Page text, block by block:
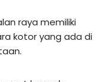
raya memiliki
kotor yang ada di